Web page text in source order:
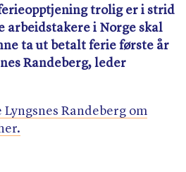
trolig er i strid
arbeidstakere i Norge skal
ta ut betalt ferie første år
Randeberg, leder
Randeberg om